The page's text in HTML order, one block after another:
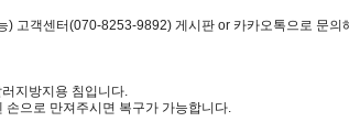
고객센터(070-8253-9892) 게시판 or 카카오톡으로 문의
지방지용 침입니다.
으로 만져주시면 복구가 가능합니다.